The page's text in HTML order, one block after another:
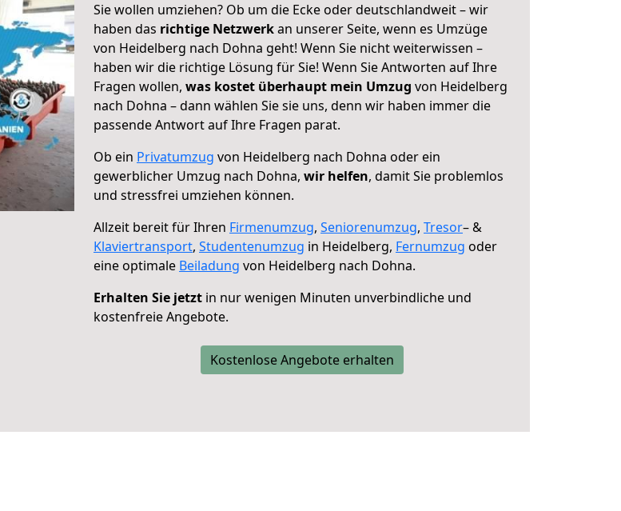
Sie wollen umziehen? Ob um die Ecke oder deutschlandweit – wir
haben das richtige Netzwerkan unserer Seite, wenn es Umzüge
von Heidelberg nach Dohna geht! Wenn Sie nicht weiterwissen –
haben wir die richtige Lösung für Sie! Wenn Sie Antworten auf Ihre
Fragen wollen, was kostet überhaupt mein Umzug von Heidelberg
nach Dohna – dann wählen Sie sie uns, denn wir haben immer die
passende Antwort auf Ihre Fragen parat.
Ob ein Privatumzug von Heidelberg nach Dohna oder ein
gewerblicher Umzug nach Dohna, wir helfen, damit Sie problemlos
und stressfrei umziehen können.
Allzeit bereit für Ihren Firmenumzug, Seniorenumzug, Tresor– &
Klaviertransport, Studentenumzug in Heidelberg, Fernumzug oder
eine optimale Beiladung von Heidelberg nach Dohna.
Erhalten Sie jetzt in nur wenigen Minuten unverbindliche und
kostenfreie Angebote.
Kostenlose Angebote erhalten